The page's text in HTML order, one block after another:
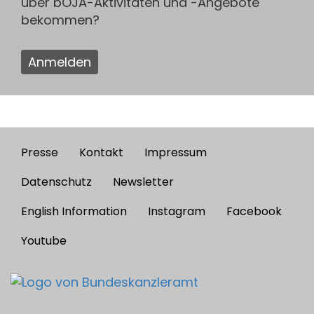
bekommen?
Anmelden
Footer
menu
Presse Kontakt
Impressum
Datenschutz
Newsletter
English Information
Instagram
Facebook
Youtube